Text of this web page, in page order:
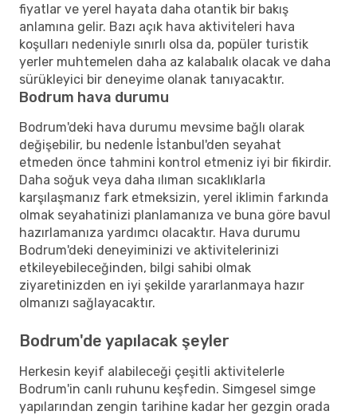
fiyatlar ve yerel hayata daha otantik bir bakış
anlamına gelir. Bazı açık hava aktiviteleri hava
koşulları nedeniyle sınırlı olsa da, popüler turistik
yerler muhtemelen daha az kalabalık olacak ve daha
sürükleyici bir deneyime olanak tanıyacaktır.
Bodrum hava durumu
Bodrum'deki hava durumu mevsime bağlı olarak
değişebilir, bu nedenle İstanbul'den seyahat
etmeden önce tahmini kontrol etmeniz iyi bir fikirdir.
Daha soğuk veya daha ılıman sıcaklıklarla
karşılaşmanız fark etmeksizin, yerel iklimin farkında
olmak seyahatinizi planlamanıza ve buna göre bavul
hazırlamanıza yardımcı olacaktır. Hava durumu
Bodrum'deki deneyiminizi ve aktivitelerinizi
etkileyebileceğinden, bilgi sahibi olmak
ziyaretinizden en iyi şekilde yararlanmaya hazır
olmanızı sağlayacaktır.
Bodrum'de yapılacak şeyler
Herkesin keyif alabileceği çeşitli aktivitelerle
Bodrum'in canlı ruhunu keşfedin. Simgesel simge
yapılarından zengin tarihine kadar her gezgin orada